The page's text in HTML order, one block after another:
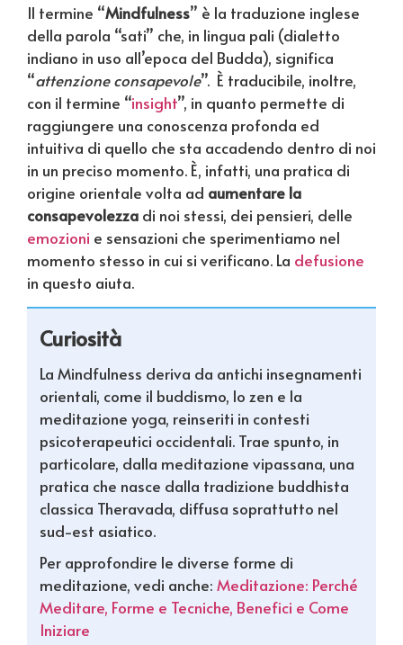
Il termine “Mindfulness” è la traduzione inglese
della parola “sati” che, in lingua pali (dialetto
indiano in uso all’epoca del Budda), significa
“attenzione consapevole”. È traducibile, inoltre,
con il termine “insight”, in quanto permette di
raggiungere una conoscenza profonda ed
intuitiva di quello che sta accadendo dentro di noi
in un preciso momento. È, infatti, una pratica di
origine orientale volta ad aumentare la
consapevolezza di noi stessi, dei pensieri, delle
emozioni e sensazioni che sperimentiamo nel
momento stesso in cui si verificano. La defusione
in questo aiuta.
Curiosità
La Mindfulness deriva da antichi insegnamenti
orientali, come il buddismo, lo zen e la
meditazione yoga, reinseriti in contesti
psicoterapeutici occidentali. Trae spunto, in
particolare, dalla meditazione vipassana, una
pratica che nasce dalla tradizione buddhista
classica Theravada, diffusa soprattutto nel
sud-est asiatico.
Per approfondire le diverse forme di
meditazione, vedi anche: Meditazione: Perché
Meditare, Forme e Tecniche, Benefici e Come
Iniziare